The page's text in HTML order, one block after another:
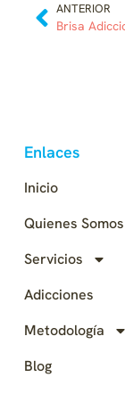
ANTERIOR
Enlaces
Inicio
Quienes Somos
Servicios
Adicciones
Metodología
Blog